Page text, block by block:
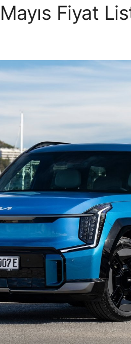
Fiyat